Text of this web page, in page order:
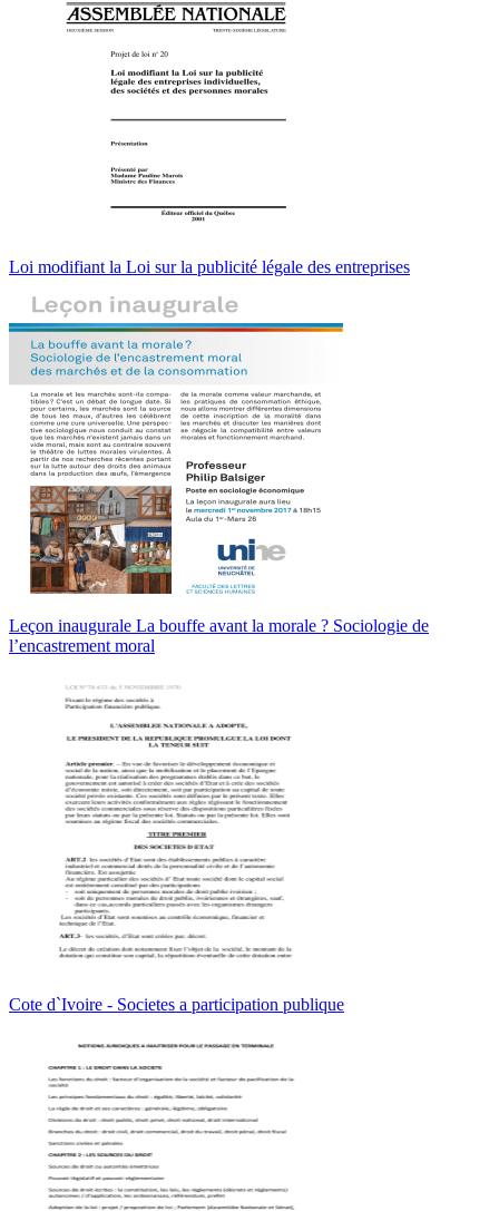
Loi modifiant la Loi sur la publicité légale des entreprises
Leçon inaugurale La bouffe avant la morale ? Sociologie de
l’encastrement moral
Cote d`Ivoire - Societes a participation publique